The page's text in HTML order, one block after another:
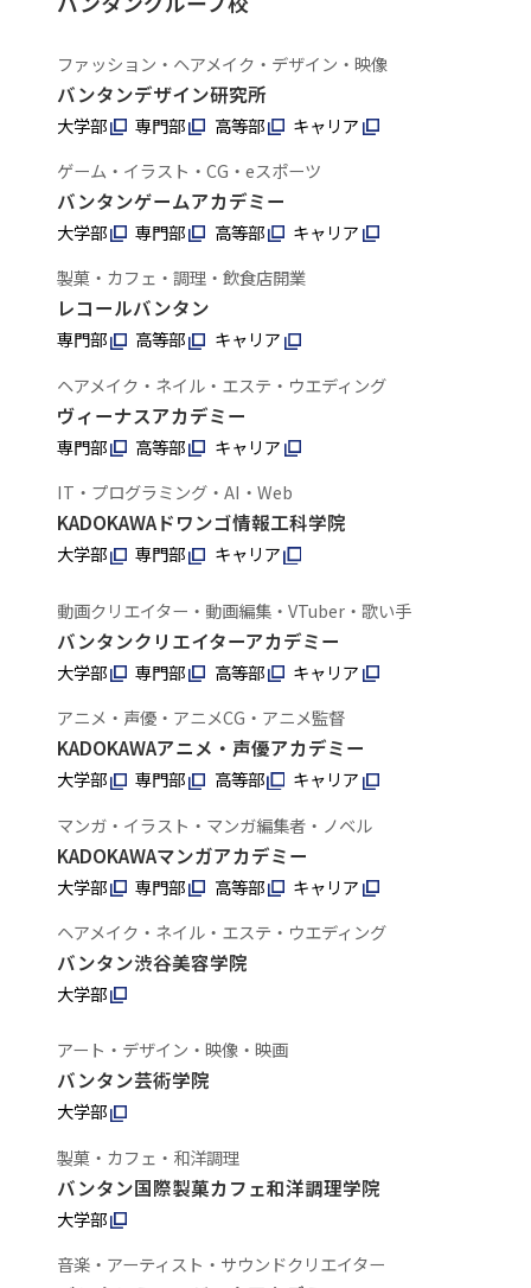
ファッション・ヘアメイク・デザイン・映像
バンタンデザイン研究所
大学部 専門部 高等部
キャリア
ゲーム・イラスト・CG・eスポーツ
バンタンゲームアカデミー
大学部 専門部 高等部
キャリア
製菓・カフェ・調理・飲食店開業
レコールバンタン
専門部 高等部
キャリア
ヘアメイク・ネイル・エステ・ウエディング
ヴィーナスアカデミー
専門部 高等部
キャリア
IT・プログラミング・AI・Web
KADOKAWAドワンゴ情報工科学院
大学部 専門部 キャリア
動画クリエイター・動画編集・VTuber・歌い手
バンタンクリエイターアカデミー
大学部 専門部 高等部
キャリア
アニメ・声優・アニメCG・アニメ監督
KADOKAWAアニメ・声優アカデミー
大学部 専門部 高等部
キャリア
マンガ・イラスト・マンガ編集者・ノベル
KADOKAWAマンガアカデミー
大学部 専門部 高等部
キャリア
ヘアメイク・ネイル・エステ・ウエディング
バンタン渋谷美容学院
大学部
アート・デザイン・映像・映画
バンタン芸術学院
大学部
製菓・カフェ・和洋調理
バンタン国際製菓カフェ和洋調理学院
大学部
音楽・アーティスト・サウンドクリエイター